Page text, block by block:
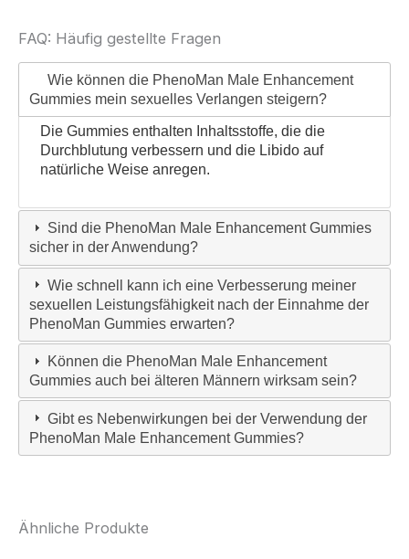
FAQ: Häufig gestellte Fragen
Wie können die PhenoMan Male Enhancement
Gummies mein sexuelles Verlangen steigern?
Die Gummies enthalten Inhaltsstoffe, die die
Durchblutung verbessern und die Libido auf
natürliche Weise anregen.
Sind die PhenoMan Male Enhancement Gummies
sicher in der Anwendung?
Wie schnell kann ich eine Verbesserung meiner
sexuellen Leistungsfähigkeit nach der Einnahme der
PhenoMan Gummies erwarten?
Können die PhenoMan Male Enhancement
Gummies auch bei älteren Männern wirksam sein?
Gibt es Nebenwirkungen bei der Verwendung der
PhenoMan Male Enhancement Gummies?
Ähnliche Produkte